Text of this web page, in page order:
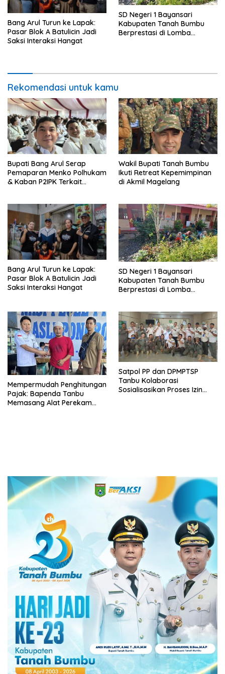
Bang Arul Turun ke Lapak:
Pasar Blok A Batulicin Jadi
Saksi Interaksi Hangat
SD Negeri 1 Bayansari
Kabupaten Tanah Bumbu
Berprestasi di Lomba
Rekomendasi untuk kamu
Bupati Bang Arul Serap
Pemaparan Menko Polhukam
& Kaban P2IPK Terkait
Wakil Bupati Tanah Bumbu
Ikuti Retreat Kepemimpinan
di Akmil Magelang
Bang Arul Turun ke Lapak:
Pasar Blok A Batulicin Jadi
Saksi Interaksi Hangat
SD Negeri 1 Bayansari
Kabupaten Tanah Bumbu
Berprestasi di Lomba
Mempermudah Penghitungan
Pajak: Bapenda Tanbu
Memasang Alat Perekam
Satpol PP dan DPMPTSP
Tanbu Kolaborasi
Sosialisasikan Proses Izin